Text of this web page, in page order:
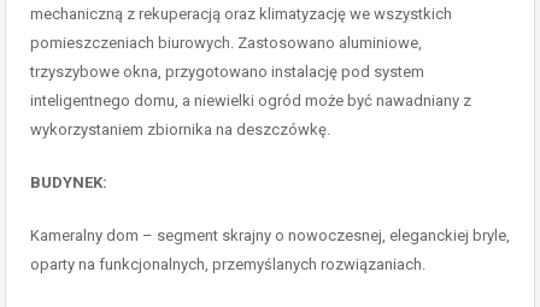
mechaniczną z rekuperacją oraz klimatyzację we wszystkich
pomieszczeniach biurowych. Zastosowano aluminiowe,
trzyszybowe okna, przygotowano instalację pod system
inteligentnego domu, a niewielki ogród może być nawadniany z
wykorzystaniem zbiornika na deszczówkę.
BUDYNEK:
Kameralny dom – segment skrajny o nowoczesnej, eleganckiej bryle,
oparty na funkcjonalnych, przemyślanych rozwiązaniach.